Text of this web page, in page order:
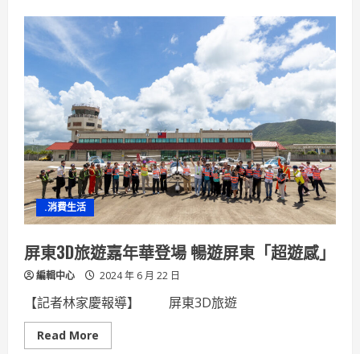
球
迎
王
平
祭
典
王
船
進
水
典
禮
天
降
平
安
糖
祈
.消費生活
屏東3D旅遊嘉年華登場 暢遊屏東「超遊感」
編輯中心 2024 年 6 月 22 日
【記者林家慶報導】 屏東3D旅遊
Read More
more